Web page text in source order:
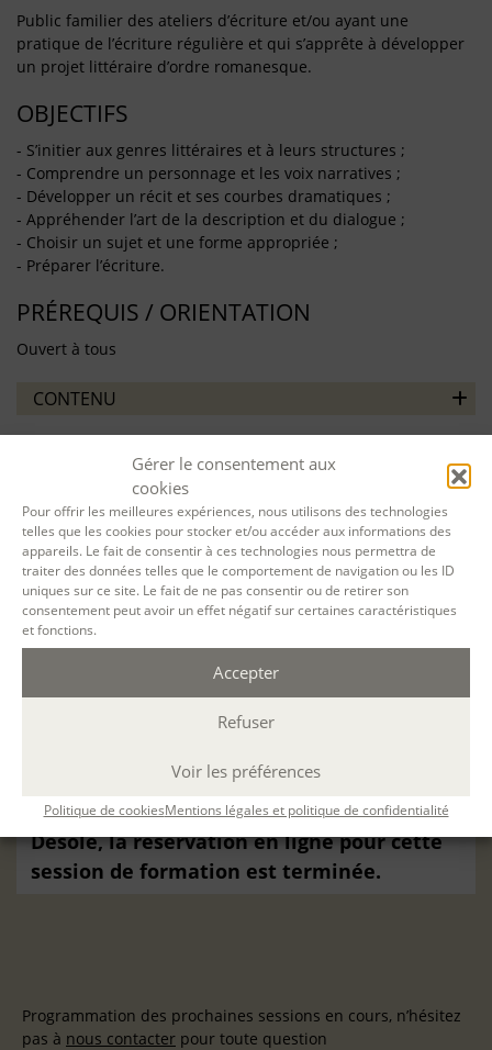
Gérer le consentement aux
cookies
Pour offrir les meilleures expériences, nous utilisons des technologies
telles que les cookies pour stocker et/ou accéder aux informations des
appareils. Le fait de consentir à ces technologies nous permettra de
traiter des données telles que le comportement de navigation ou les ID
uniques sur ce site. Le fait de ne pas consentir ou de retirer son
consentement peut avoir un effet négatif sur certaines caractéristiques
et fonctions.
Accepter
Refuser
Voir les préférences
Politique de cookiesMentions légales et politique de confidentialité
Public familier des ateliers d’écriture et/ou ayant une
pratique de l’écriture régulière et qui s’apprête à développer
un projet littéraire d’ordre romanesque.
OBJECTIFS
- S’initier aux genres littéraires et à leurs structures ;
- Comprendre un personnage et les voix narratives ;
- Développer un récit et ses courbes dramatiques ;
- Appréhender l’art de la description et du dialogue ;
- Choisir un sujet et une forme appropriée ;
- Préparer l’écriture.
PRÉREQUIS / ORIENTATION
Ouvert à tous
CONTENU
MÉTHODES PÉDAGOGIQUES
ÉVALUATION
VOTRE SESSION :
Faire émerger un projet romanesque
(Durée : 30 h. ; 19h-22h )
Désolé, la réservation en ligne pour cette
session de formation est terminée.
Programmation des prochaines sessions en cours, n’hésitez
pas à nous contacter pour toute question